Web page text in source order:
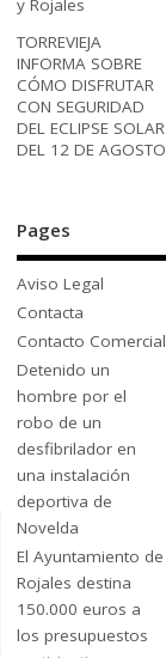
y Rojales
TORREVIEJA
INFORMA SOBRE
CÓMO DISFRUTAR
CON SEGURIDAD
DEL ECLIPSE SOLAR
DEL 12 DE AGOSTO
Pages
Aviso Legal
Contacta
Contacto Comercial
Detenido un
hombre por el
robo de un
desfibrilador en
una instalación
deportiva de
Novelda
El Ayuntamiento de
Rojales destina
150.000 euros a
los presupuestos